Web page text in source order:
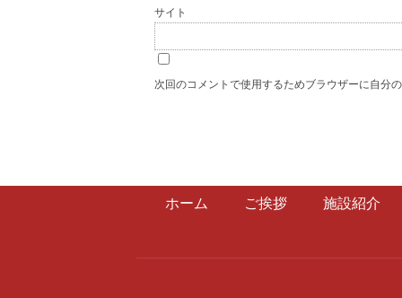
サイト
次回のコメントで使用するためブラウザーに自分
ホーム ご挨拶 施設紹介